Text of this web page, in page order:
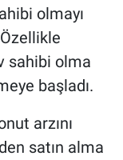
olmayı
sahibi olma
başladı.
arzını
satın alma